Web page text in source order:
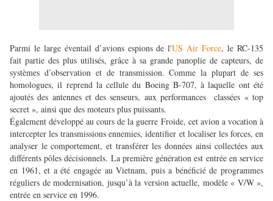
Parmi le large éventail d’avions espions de l'US Air Force, le RC-135
fait partie des plus utilisés, grâce à sa grande panoplie de capteurs, de
systèmes d’observation et de transmission. Comme la plupart de ses
homologues, il reprend la cellule du Boeing B-707, à laquelle ont été
ajoutés des antennes et des senseurs, aux performances classées « top
secret », ainsi que des moteurs plus puissants.
Également développé au cours de la guerre Froide, cet avion a vocation à
intercepter les transmissions ennemies, identifier et localiser les forces, en
analyser le comportement, et transférer les données ainsi collectées aux
différents pôles décisionnels. La première génération est entrée en service
en 1961, et a été engagée au Vietnam, puis a bénéficié de programmes
réguliers de modernisation, jusqu’à la version actuelle, modèle « V/W »,
entrée en service en 1996.